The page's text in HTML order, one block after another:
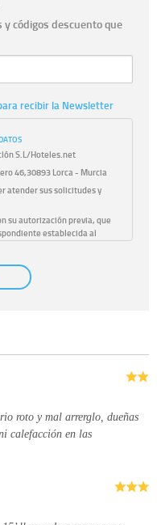
códigos descuento que
recibir la Newsletter
S.L/Hoteles.net
46,30893 Lorca - Murcia
atender sus solicitudes y
su autorización previa, que
establecida al
con su consentimiento
correspondiente
tenemos sobre usted,
roto y mal arrerglo, dueñas
calefacción en las